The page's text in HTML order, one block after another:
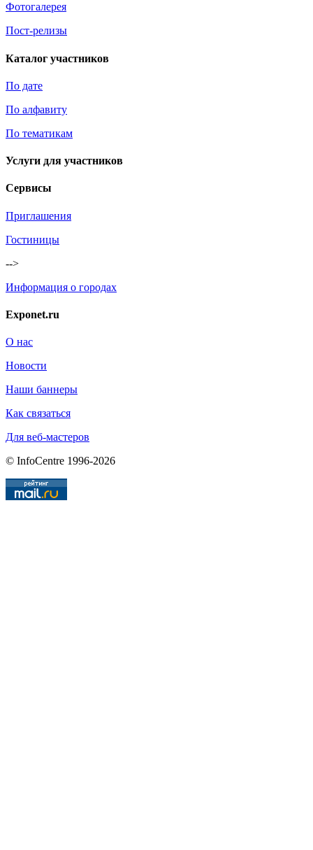
Фотогалерея
Пост-релизы
Каталог участников
По дате
По алфавиту
По тематикам
Услуги для участников
Сервисы
Приглашения
Гостиницы
-->
Информация о городах
Exponet.ru
О нас
Новости
Наши баннеры
Как связаться
Для веб-мастеров
© InfoCentre 1996-2026